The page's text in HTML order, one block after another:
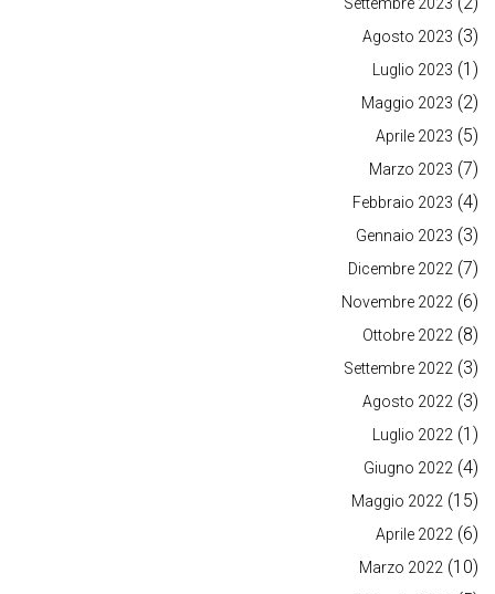
Agosto 2023 (3)
Luglio 2023 (1)
Maggio 2023 (2)
Aprile 2023 (5)
Marzo 2023 (7)
Febbraio 2023 (4)
Gennaio 2023 (3)
Dicembre 2022 (7)
Novembre 2022 (6)
Ottobre 2022 (8)
Settembre 2022 (3)
Agosto 2022 (3)
Luglio 2022 (1)
Giugno 2022 (4)
Maggio 2022 (15)
Aprile 2022 (6)
Marzo 2022 (10)